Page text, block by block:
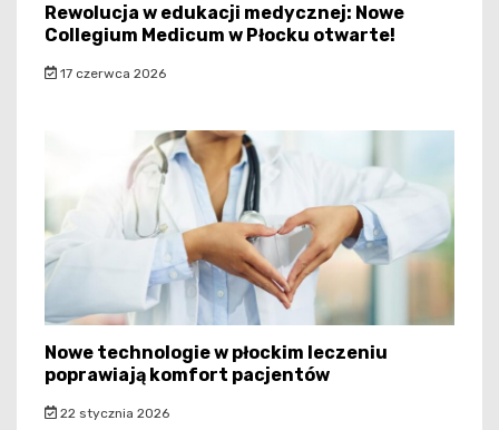
Rewolucja w edukacji medycznej: Nowe
Collegium Medicum w Płocku otwarte!
17 czerwca 2026
Nowe technologie w płockim leczeniu
poprawiają komfort pacjentów
22 stycznia 2026